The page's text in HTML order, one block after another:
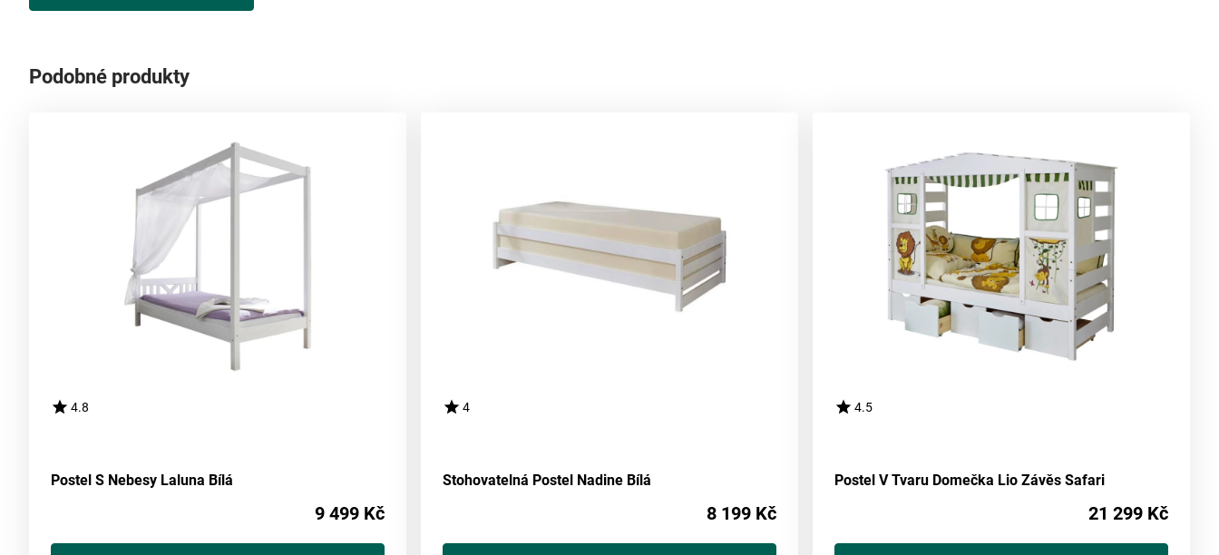
Podobné produkty
4.8
Postel S Nebesy Laluna Bílá
9 499 Kč
4
Stohovatelná Postel Nadine Bílá
8 199 Kč
4.5
Postel V Tvaru Domečka Lio Závěs Safari
21 299 Kč